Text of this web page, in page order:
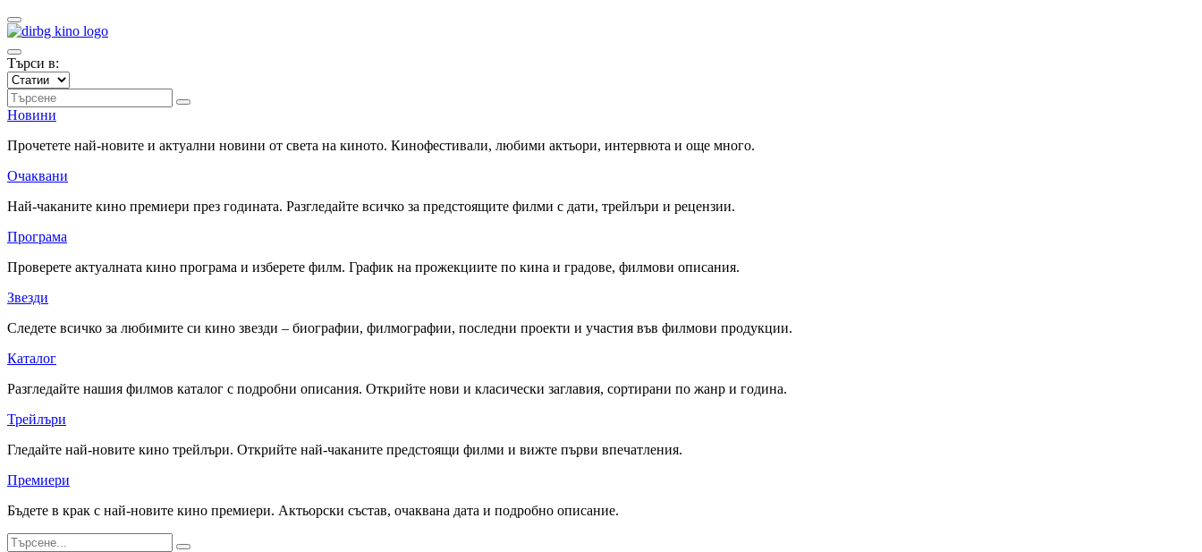
Търси в:
Новини
Прочетете най-новите и актуални новини от света на киното. Кинофестивали, любими актьори, интервюта и още много.
Очаквани
Най-чаканите кино премиери през годината. Разгледайте всичко за предстоящите филми с дати, трейлъри и рецензии.
Програма
Проверете актуалната кино програма и изберете филм. График на прожекциите по кина и градове, филмови описания.
Звезди
Следете всичко за любимите си кино звезди – биографии, филмографии, последни проекти и участия във филмови продукции.
Каталог
Разгледайте нашия филмов каталог с подробни описания. Открийте нови и класически заглавия, сортирани по жанр и година.
Трейлъри
Гледайте най-новите кино трейлъри. Открийте най-чаканите предстоящи филми и вижте първи впечатления.
Премиери
Бъдете в крак с най-новите кино премиери. Актьорски състав, очаквана дата и подробно описание.